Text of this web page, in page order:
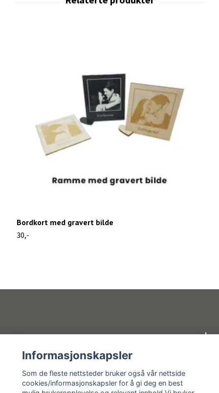
Bordkort med gravert bilde
30,-
Informasjonskapsler
Som de fleste nettsteder bruker også vår nettside
cookies/informasjonskapsler for å gi deg en best